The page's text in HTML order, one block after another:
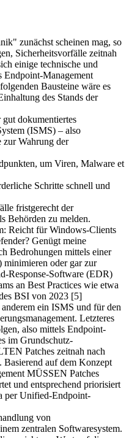
zunächst scheinen mag, so
Sicherheitsvorfälle zeitnah
einige technische und
Endpoint-Management
Bausteine wäre es
des Stands der
dokumentiertes
(ISMS) – also
Wahrung der
um Viren, Malware et
Schritte schnell und
fristgerecht der
Behörden zu melden.
Reicht für Windows-Clients
Genügt meine
Bedrohungen mittels einer
oder gar zur
Response-Software (EDR)
an Best Practices wie etwa
BSI von 2023 [5]
ein ISMS und für den
Letzteres
also mittels Endpoint-
im Grundschutz-
Patches zeitnah nach
auf dem Konzept
MÜSSEN Patches
und entsprechend priorisiert
per Unified-Endpoint-
von
zentralen Softwaresystem.